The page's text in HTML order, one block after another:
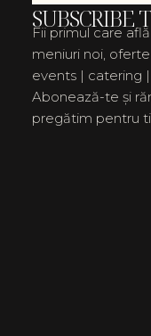
SUBSCRIBE
Fii primul care
meniuri noi,
events | catering
Abonează-te și
pregătim pentru